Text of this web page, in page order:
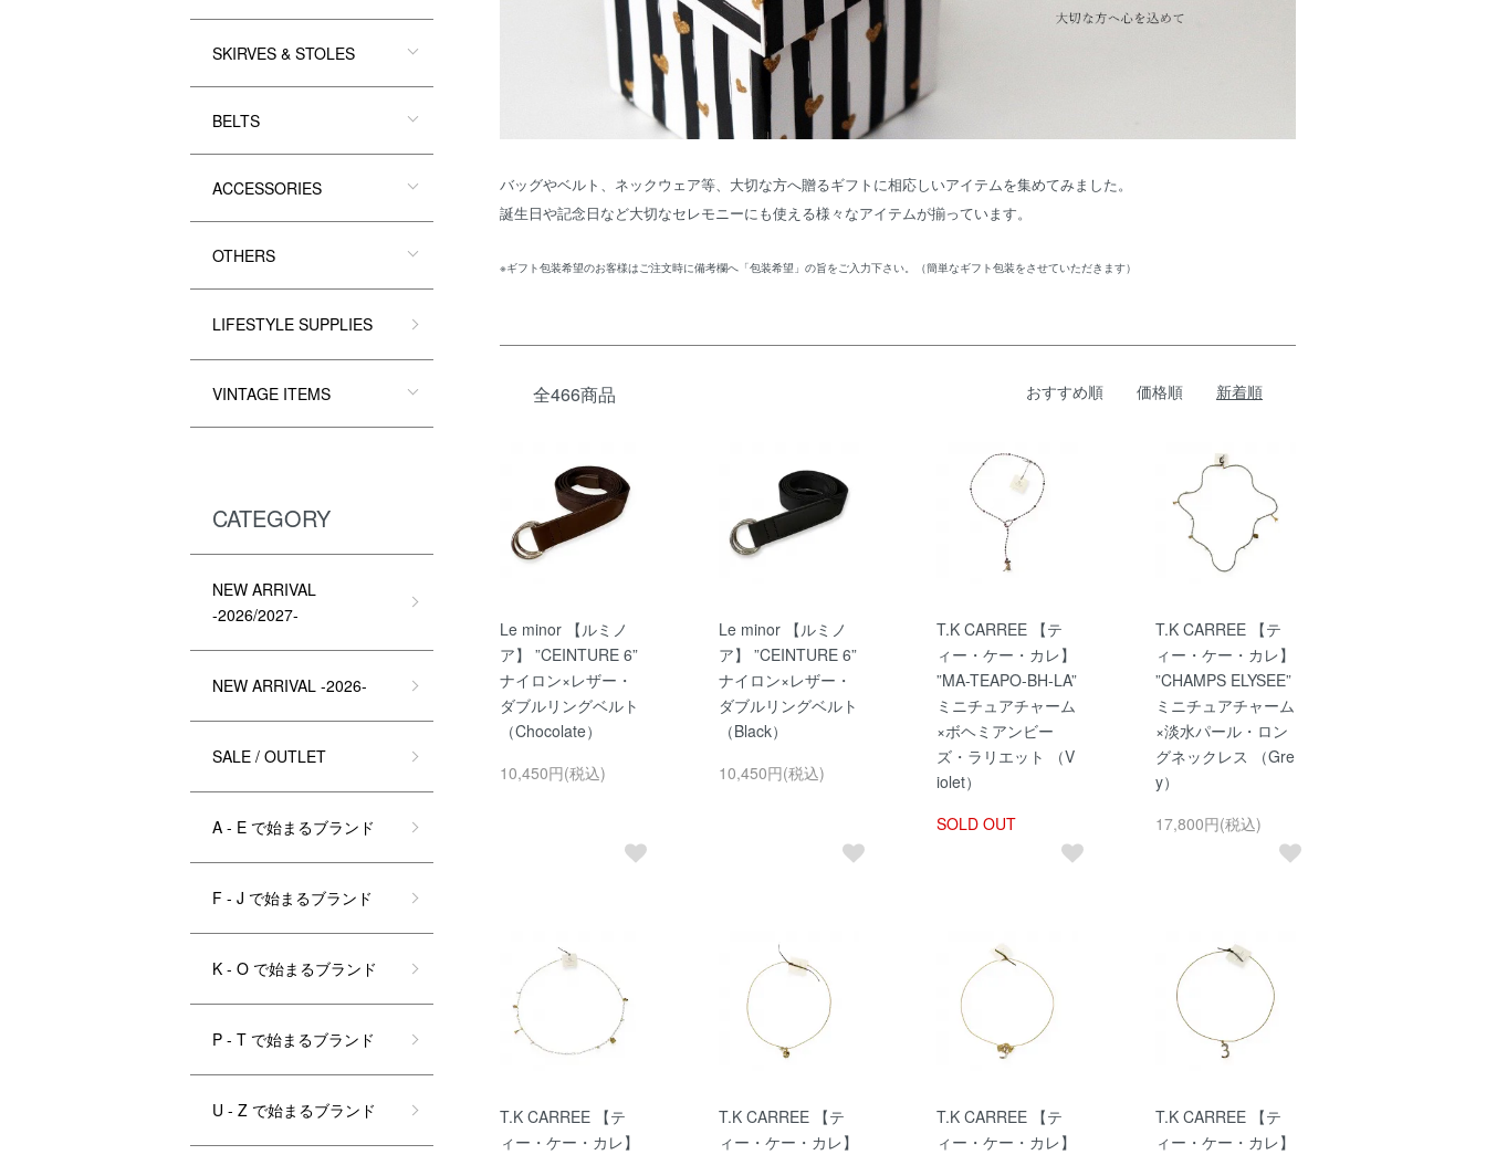
バッグやベルト、ネックウェア等、大切な方へ贈るギフトに相応しいアイテムを集めてみました。
誕生日や記念日など大切なセレモニーにも使える様々なアイテムが揃っています。
※ギフト包装希望のお客様はご注文時に備考欄へ「包装希望」の旨をご入力下さい。（簡単なギフト包装をさせていただきます）
全466商品 おすすめ順 価格順 新着順
Le minor 【ルミノ
ア】 ”CEINTURE 6”
ナイロン×レザー・
ダブルリングベルト
（Chocolate）
10,450円(税込)
Le minor 【ルミノ
ア】 ”CEINTURE 6”
ナイロン×レザー・
ダブルリングベルト
（Black）
10,450円(税込)
T.K CARREE 【テ
ィー・ケー・カレ】
”MA-TEAPO-BH-LA”
ミニチュアチャーム
×ボヘミアンビー
ズ・ラリエット （V
iolet）
SOLD OUT
T.K CARREE 【テ
ィー・ケー・カレ】
”CHAMPS ELYSEE”
ミニチュアチャーム
×淡水パール・ロン
グネックレス （Gre
y）
17,800円(税込)
T.K CARREE 【テ
ィー・ケー・カレ】
T.K CARREE 【テ
ィー・ケー・カレ】
T.K CARREE 【テ
ィー・ケー・カレ】
T.K CARREE 【テ
ィー・ケー・カレ】
SKIRVES & STOLES
BELTS
ACCESSORIES
OTHERS
LIFESTYLE SUPPLIES
VINTAGE ITEMS
CATEGORY
NEW ARRIVAL
-2026/2027-
NEW ARRIVAL -2026-
SALE / OUTLET
A - E で始まるブランド
F - J で始まるブランド
K - O で始まるブランド
P - T で始まるブランド
U - Z で始まるブランド